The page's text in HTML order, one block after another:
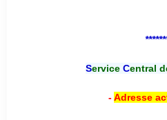
Service Central
-Adresse